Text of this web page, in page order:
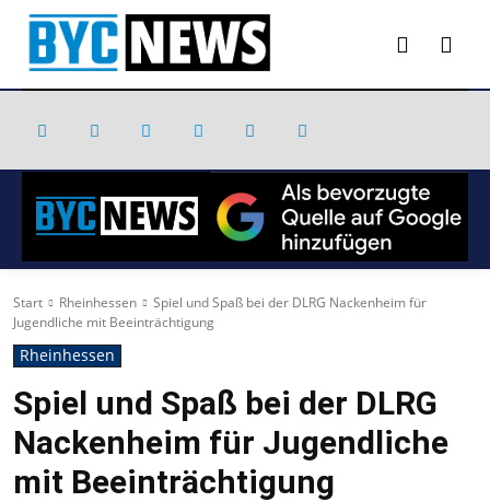
Start Rheinhessen
Spiel und Spaß bei der DLRG Nackenheim für
Jugendliche mit Beeinträchtigung
Rheinhessen
Spiel und Spaß bei der DLRG
Nackenheim für Jugendliche
mit Beeinträchtigung